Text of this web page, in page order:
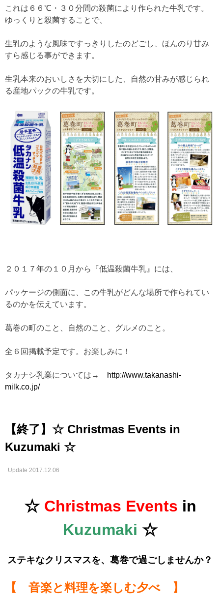
これは６６℃・３０分間の殺菌により作られた牛乳です。
ゆっくりと殺菌することで、
生乳のような風味ですっきりしたのどごし、ほんのり甘み
すら感じる事ができます。
生乳本来のおいしさを大切にした、自然の甘みが感じられ
る産地パックの牛乳です。
２０１７年の１０月から『低温殺菌牛乳』には、
パッケージの側面に、この牛乳がどんな場所で作られてい
るのかを伝えています。
葛巻の町のこと、自然のこと、グルメのこと。
全６回掲載予定です。お楽しみに！
タカナシ乳業については→
http://www.takanashi-
milk.co.jp/
【終了】☆ Christmas Events in
Kuzumaki ☆
Update 2017.12.06
☆ Christmas Events in
Kuzumaki ☆
ステキなクリスマスを、葛巻で過ごしませんか？
【 音楽と料理を楽しむ夕べ 】